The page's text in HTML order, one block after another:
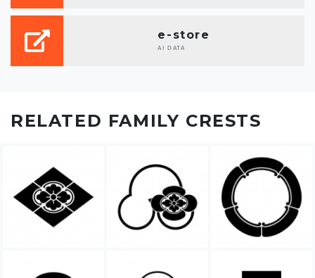
e-store
AI DATA
RELATED FAMILY CRESTS